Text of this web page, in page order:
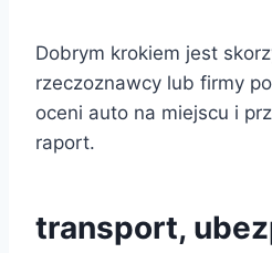
Dobrym krokiem jest
rzeczoznawcy lub firmy
oceni auto na miejscu i
raport.
transport,